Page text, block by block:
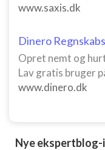
www.saxis.dk
Dinero
Opret nemt og
Lav gratis bruger
www.dinero.dk
Nye